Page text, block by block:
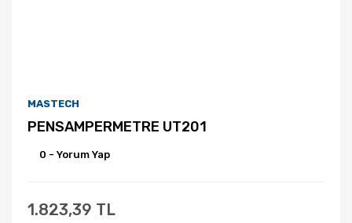
MASTECH
PENSAMPERMETRE UT201
0 - Yorum Yap
1.823,39 TL